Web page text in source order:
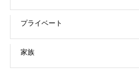
プライベート
家族